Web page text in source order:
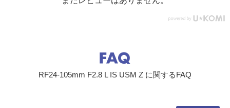
RF24-105mm F2.8 L IS USM Z に関するFAQ